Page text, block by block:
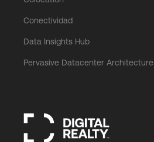
Conectividad
Data Insights Hub
Pervasive Datacenter Architecture